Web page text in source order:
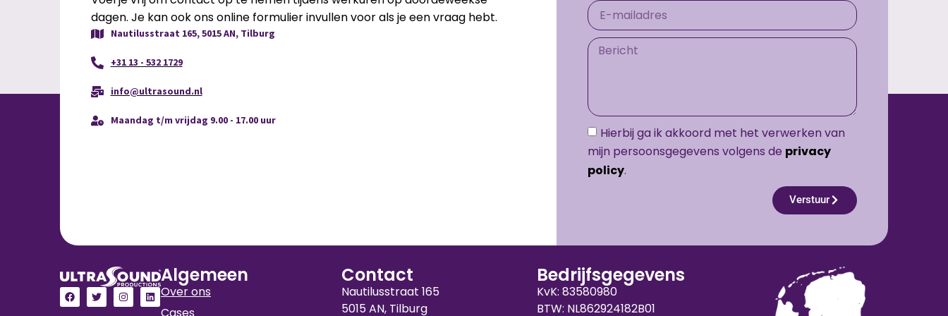
dagen. Je kan ook ons online formulier invullen voor als je een vraag hebt.
Nautilusstraat 165, 5015 AN, Tilburg
+31 13 - 532 1729
info@ultrasound.nl
Maandag t/m vrijdag 9.00 - 17.00 uur
Hierbij ga ik akkoord met het verwerken van
mijn persoonsgegevens volgens de privacy
policy.
Verstuur
Algemeen
Over ons
Cases
Contact
Nautilusstraat 165
5015 AN, Tilburg
Bedrijfsgegevens
KvK: 83580980
BTW: NL862924182B01